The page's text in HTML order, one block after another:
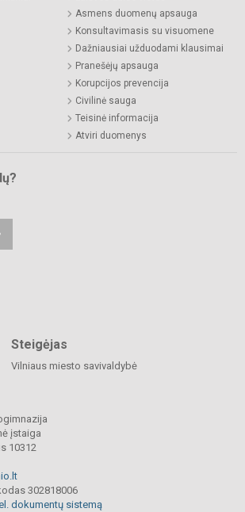
Asmens duomenų apsauga
Konsultavimasis su visuomene
Dažniausiai užduodami klausimai
Pranešėjų apsauga
Korupcijos prevencija
Civilinė sauga
Teisinė informacija
Atviri duomenys
Steigėjas
Vilniaus miesto savivaldybė
įstaiga
10312
302818006
dokumentų sistemą